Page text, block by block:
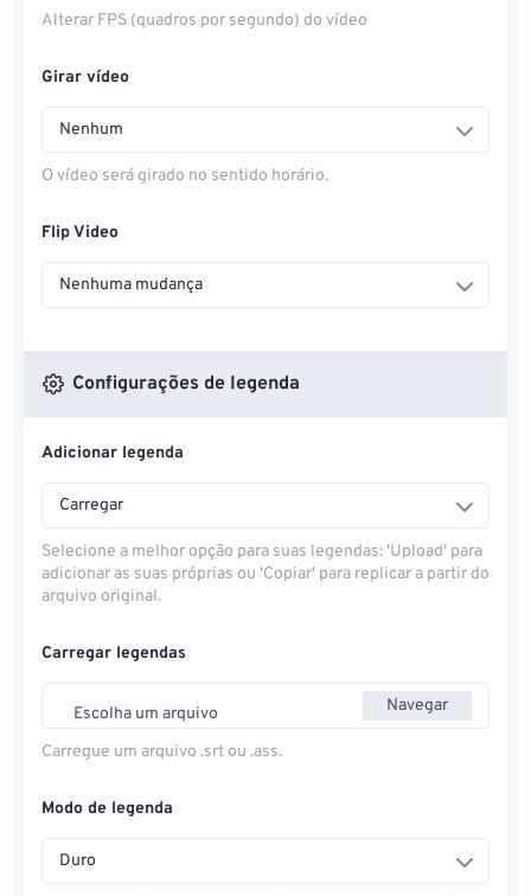
Alterar FPS (quadros por segundo) do vídeo
Girar vídeo
Nenhum
O vídeo será girado no sentido horário.
Flip Video
Nenhuma mudança
Configurações de legenda
Adicionar legenda
Carregar
Selecione a melhor opção para suas legendas: 'Upload' para
adicionar as suas próprias ou 'Copiar' para replicar a partir do
arquivo original.
Carregar legendas
Escolha um arquivo Navegar
Carregue um arquivo .srt ou .ass.
Modo de legenda
Duro